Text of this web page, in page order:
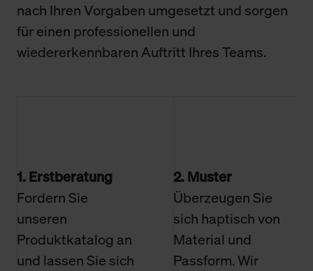
nach Ihren Vorgaben umgesetzt und sorgen
für einen professionellen und
wiedererkennbaren Auftritt Ihres Teams.
1. Erstberatung
Fordern Sie
unseren
Produktkatalog an
und lassen Sie sich
2. Muster
Überzeugen Sie
sich haptisch von
Material und
Passform. Wir